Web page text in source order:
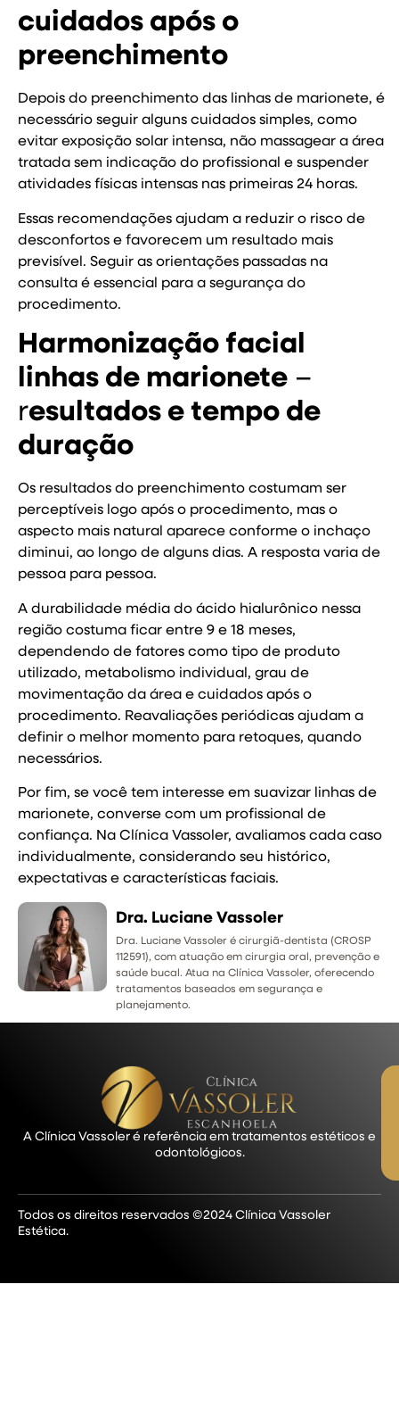
cuidados após o
preenchimento
Depois do preenchimento das linhas de marionete, é
necessário seguir alguns cuidados simples, como
evitar exposição solar intensa, não massagear a área
tratada sem indicação do profissional e suspender
atividades físicas intensas nas primeiras 24 horas.
Essas recomendações ajudam a reduzir o risco de
desconfortos e favorecem um resultado mais
previsível. Seguir as orientações passadas na
consulta é essencial para a segurança do
procedimento.
Harmonização facial
linhas de marionete –
resultados e tempo de
duração
Os resultados do preenchimento costumam ser
perceptíveis logo após o procedimento, mas o
aspecto mais natural aparece conforme o inchaço
diminui, ao longo de alguns dias. A resposta varia de
pessoa para pessoa.
A durabilidade média do ácido hialurônico nessa
região costuma ficar entre 9 e 18 meses,
dependendo de fatores como tipo de produto
utilizado, metabolismo individual, grau de
movimentação da área e cuidados após o
procedimento. Reavaliações periódicas ajudam a
definir o melhor momento para retoques, quando
necessários.
Por fim, se você tem interesse em suavizar linhas de
marionete, converse com um profissional de
confiança. Na Clínica Vassoler, avaliamos cada caso
individualmente, considerando seu histórico,
expectativas e características faciais.
Dra. Luciane Vassoler
Dra. Luciane Vassoler é cirurgiã-dentista (CROSP
112591), com atuação em cirurgia oral, prevenção e
saúde bucal. Atua na Clínica Vassoler, oferecendo
tratamentos baseados em segurança e
planejamento.
A Clínica Vassoler é referência em tratamentos estéticos e
odontológicos.
Todos os direitos reservados ©2024 Clínica Vassoler
Estética.